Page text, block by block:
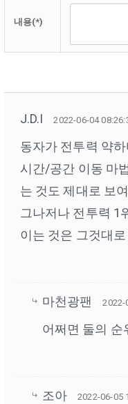
내용(*)
J.D.I 2022-06-04
동자가 전투력 약
시간/공간 이동 마
는 것도 제대로 보
그나저나 전투력 1
이는 것은 그것대
마천광팬 2022-
어쩌면 둘의
조아 2022-06-05